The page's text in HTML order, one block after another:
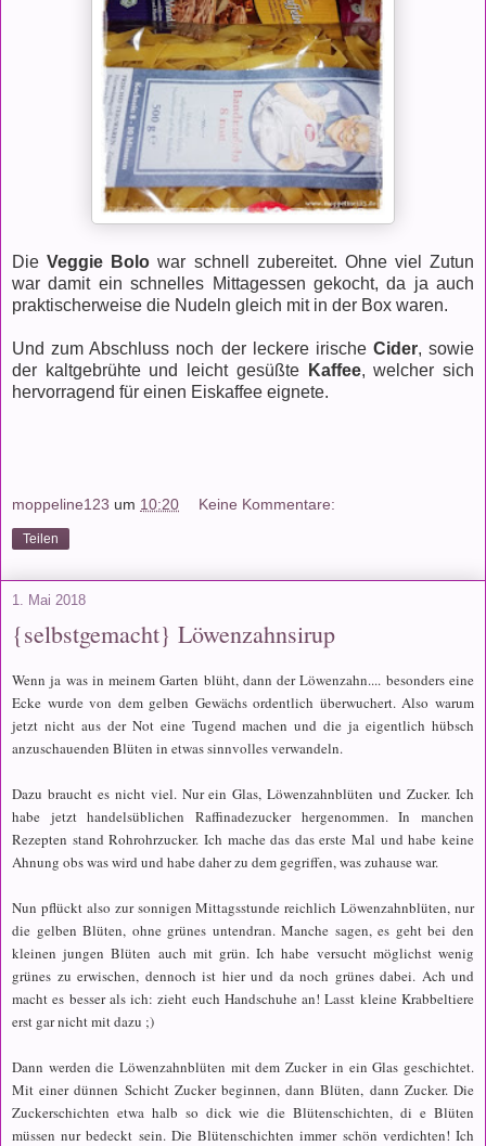
DieVeggie Bolo war schnell zubereitet. Ohne viel Zutun
war damit ein schnelles Mittagessen gekocht, da ja auch
praktischerweise die Nudeln gleich mit in der Box waren.
Und zum Abschluss noch der leckere irische Cider, sowie
der kaltgebrühte und leicht gesüßte
Kaffee, welcher sich
hervorragend für einen Eiskaffee eignete.
moppeline123 um 10:20 Keine Kommentare:
Teilen
1. Mai 2018
{selbstgemacht} Löwenzahnsirup
Wenn ja was in meinem Garten blüht, dann der Löwenzahn.... besonders eine
Ecke wurde von dem gelben Gewächs ordentlich überwuchert. Also warum
jetzt nicht aus der Not eine Tugend machen und die ja eigentlich hübsch
anzuschauenden Blüten in etwas sinnvolles verwandeln.
Dazu braucht es nicht viel. Nur ein Glas, Löwenzahnblüten und Zucker. Ich
habe jetzt handelsüblichen Raffinadezucker hergenommen. In manchen
Rezepten stand Rohrohrzucker. Ich mache das das erste Mal und habe keine
Ahnung obs was wird und habe daher zu dem gegriffen, was zuhause war.
Nun pflückt also zur sonnigen Mittagsstunde reichlich Löwenzahnblüten, nur
die gelben Blüten, ohne grünes untendran. Manche sagen, es geht bei den
kleinen jungen Blüten auch mit grün. Ich habe versucht möglichst wenig
grünes zu erwischen, dennoch ist hier und da noch grünes dabei. Ach und
macht es besser als ich: zieht euch Handschuhe an! Lasst kleine Krabbeltiere
erst gar nicht mit dazu ;)
Dann werden die Löwenzahnblüten mit dem Zucker in ein Glas geschichtet.
Mit einer dünnen Schicht Zucker beginnen, dann Blüten, dann Zucker. Die
Zuckerschichten etwa halb so dick wie die Blütenschichten, di e Blüten
müssen nur bedeckt sein. Die Blütenschichten immer schön verdichten! Ich